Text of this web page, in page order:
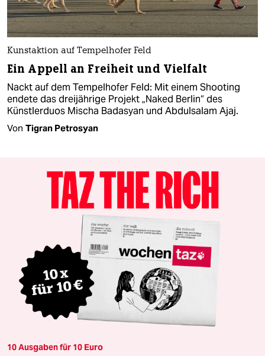
Kunstaktion auf Tempelhofer Feld
Ein Appell an Freiheit und Vielfalt
Nackt auf dem Tempelhofer Feld: Mit einem Shooting
endete das dreijährige Projekt „Naked Berlin“ des
Künstlerduos Mischa Badasyan und Abdulsalam Ajaj.
Von Tigran Petrosyan
10 Ausgaben für 10 Euro